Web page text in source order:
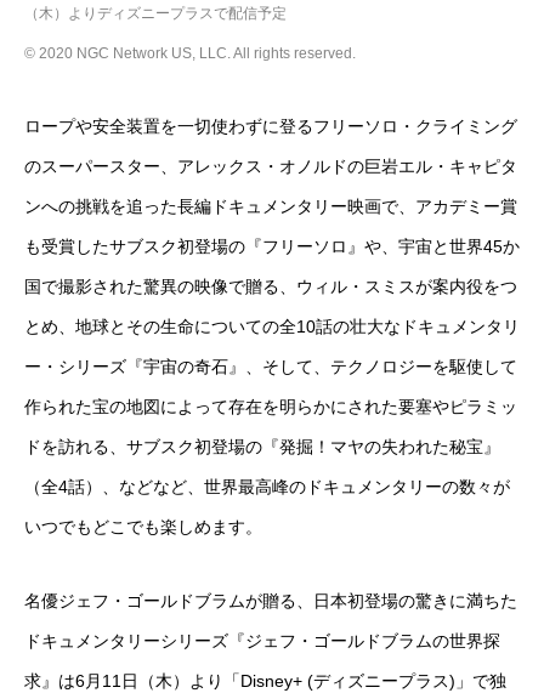
（木）よりディズニープラスで配信予定
© 2020 NGC Network US, LLC. All rights reserved.
ロープや安全装置を一切使わずに登るフリーソロ・クライミング
のスーパースター、アレックス・オノルドの巨岩エル・キャピタ
ンへの挑戦を追った長編ドキュメンタリー映画で、アカデミー賞
も受賞したサブスク初登場の『フリーソロ』や、宇宙と世界45か
国で撮影された驚異の映像で贈る、ウィル・スミスが案内役をつ
とめ、地球とその生命についての全10話の壮大なドキュメンタリ
ー・シリーズ『宇宙の奇石』、そして、テクノロジーを駆使して
作られた宝の地図によって存在を明らかにされた要塞やピラミッ
ドを訪れる、サブスク初登場の『発掘！マヤの失われた秘宝』
（全4話）、などなど、世界最高峰のドキュメンタリーの数々が
いつでもどこでも楽しめます。
名優ジェフ・ゴールドブラムが贈る、 日本初登場の驚きに満ちた
ドキュメンタリーシリーズ『ジェフ・ ゴールドブラムの世界探
求』は6月11日（木）より「Disney+ (ディズニープラス) 」で独